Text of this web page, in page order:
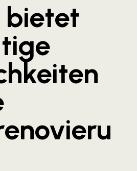
bietet